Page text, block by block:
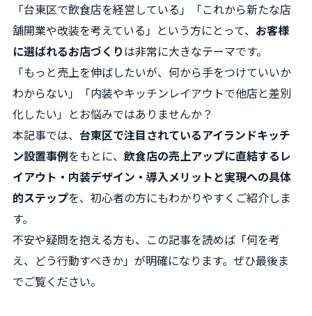
「台東区で飲食店を経営している」「これから新たな店
舗開業や改装を考えている」という方にとって、 お客様
に選ばれるお店づくりは非常に大きなテーマです。
「もっと売上を伸ばしたいが、何から手をつけていいか
わからない」「内装やキッチンレイアウトで他店と差別
化したい」とお悩みではありませんか？
本記事では、 台東区で注目されているアイランドキッチ
ン設置事例をもとに、 飲食店の売上アップに直結するレ
イアウト・内装デザイン・導入メリットと実現への具体
的ステップを、初心者の方にもわかりやすくご紹介しま
す。
不安や疑問を抱える方も、この記事を読めば「何を考
え、どう行動すべきか」が明確になります。ぜひ最後ま
でご覧ください。